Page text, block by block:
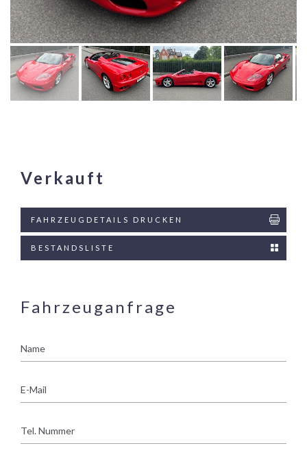
Verkauft
FAHRZEUGDETAILS DRUCKEN
BESTANDSLISTE
Fahrzeuganfrage
Mail
Nummer